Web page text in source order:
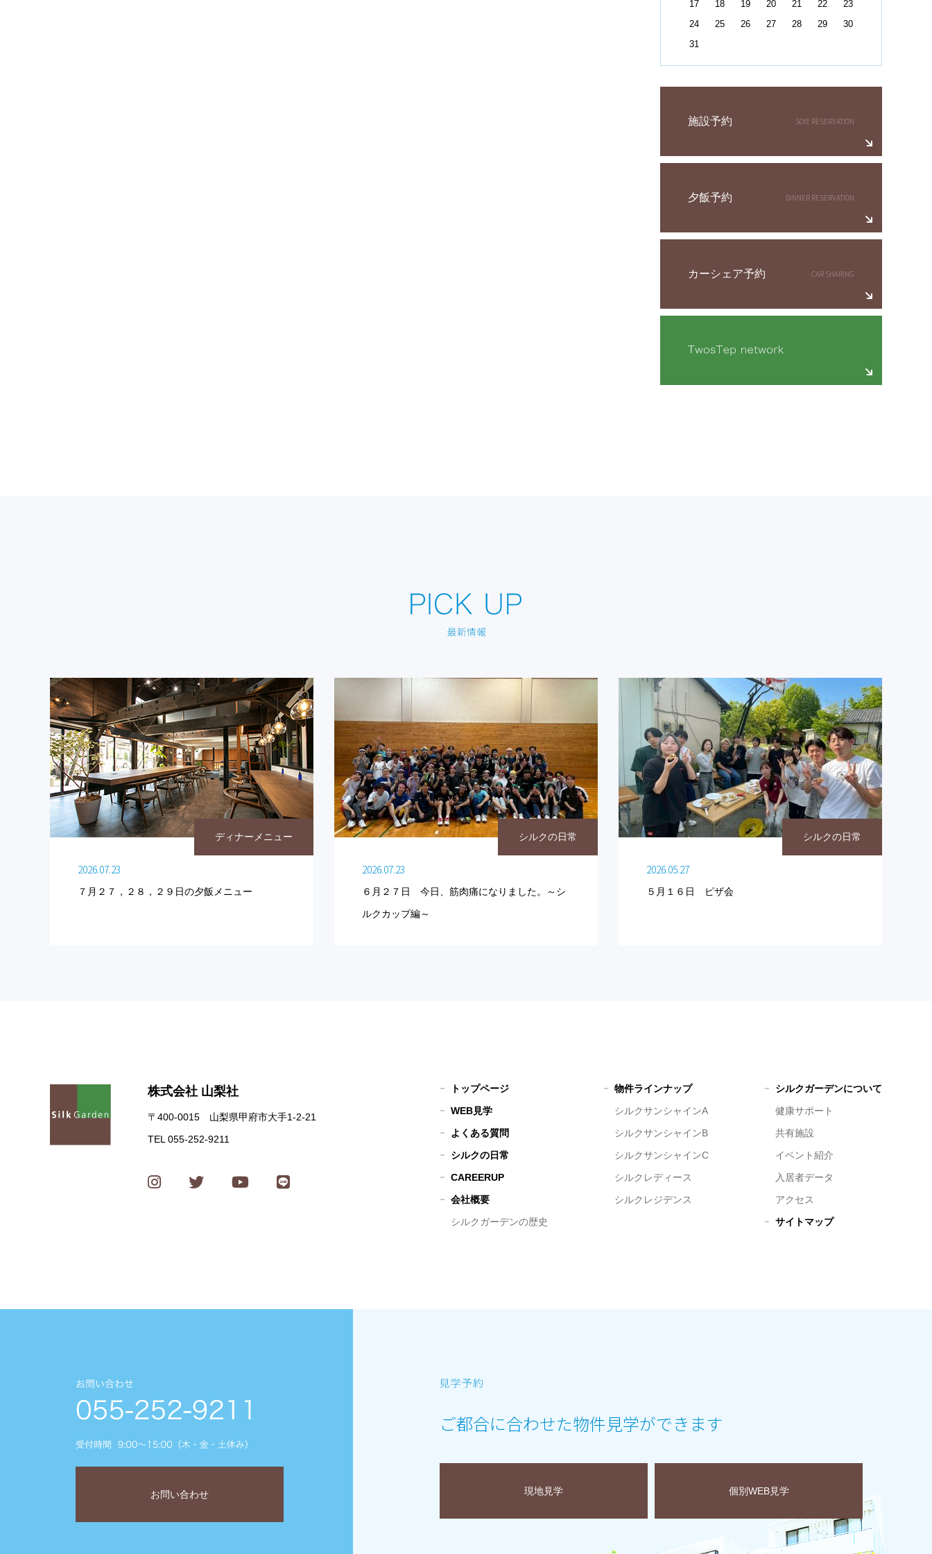
17 18 19 20 21 22
23
24
25 26 27 28 29
30
31
施設予約
夕飯予約
カーシェア予約
ディナーメニュー
2026.07.23
７月２７，２８，２９日の夕飯メニュー
シルクの日常
2026.07.23
６月２７日 今日、筋肉痛になりました。～シ
ルクカップ編～
シルクの日常
2026.05.27
５月１６日 ピザ会
株式会社 山梨社
〒400-0015 山梨県甲府市大手1-2-21
TEL 055-252-9211
トップページ
WEB見学
よくある質問
シルクの日常
CAREERUP
会社概要
シルクガーデンの歴史
物件ラインナップ
シルクサンシャインA
シルクサンシャインB
シルクサンシャインC
シルクレディース
シルクレジデンス
シルクガーデンについて
健康サポート
共有施設
イベント紹介
入居者データ
アクセス
サイトマップ
お問い合わせ
ご都合に合わせた物件見学ができます
現地見学 個別WEB見学